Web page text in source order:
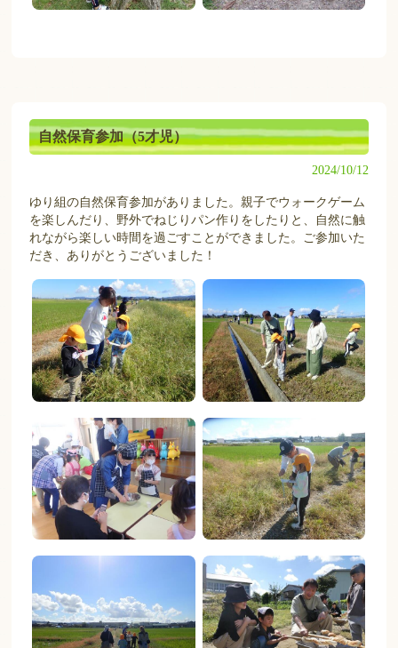
自然保育参加（5才児）
2024/10/12
ゆり組の自然保育参加がありました。親子でウォークゲーム
を楽しんだり、野外でねじりパン作りをしたりと、自然に触
れながら楽しい時間を過ごすことができました。ご参加いた
だき、ありがとうございました！